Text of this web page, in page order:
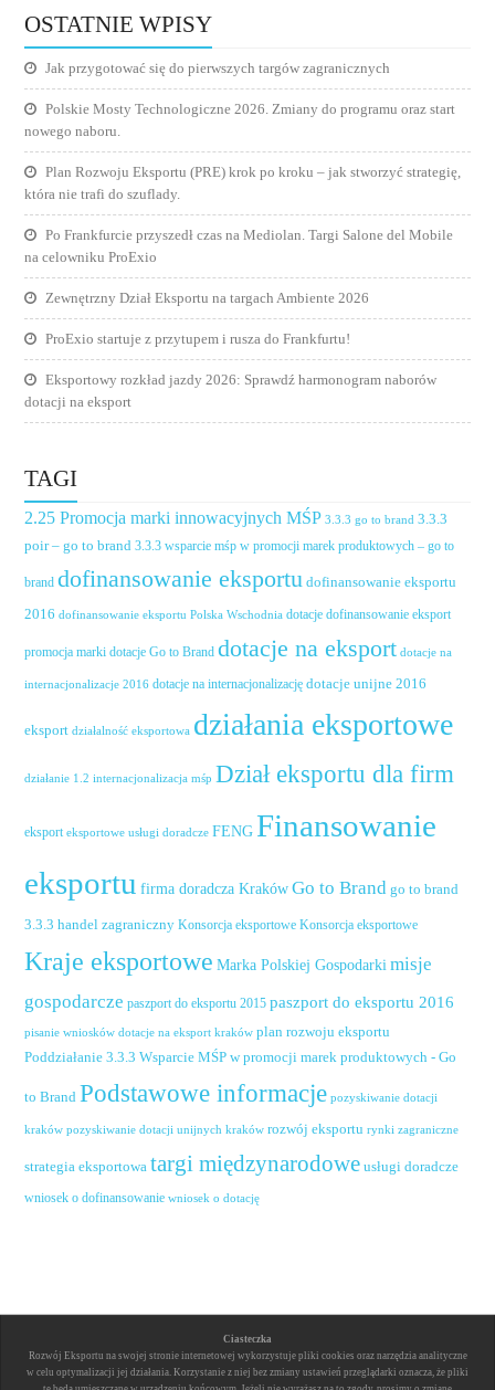
OSTATNIE WPISY
Jak przygotować się do pierwszych targów zagranicznych
Polskie Mosty Technologiczne 2026. Zmiany do programu oraz start
nowego naboru.
Plan Rozwoju Eksportu (PRE) krok po kroku – jak stworzyć strategię,
która nie trafi do szuflady.
Po Frankfurcie przyszedł czas na Mediolan. Targi Salone del Mobile
na celowniku ProExio
Zewnętrzny Dział Eksportu na targach Ambiente 2026
ProExio startuje z przytupem i rusza do Frankfurtu!
Eksportowy rozkład jazdy 2026: Sprawdź harmonogram naborów
dotacji na eksport
TAGI
2.25 Promocja marki innowacyjnych MŚP 3.3.3 go to brand 3.3.3
poir – go to brand 3.3.3 wsparcie mśp w promocji marek produktowych – go to
brand dofinansowanie eksportu dofinansowanie eksportu
2016 dofinansowanie eksportu Polska Wschodnia dotacje dofinansowanie eksport
promocja marki dotacje Go to Brand dotacje na eksport dotacje na
internacjonalizacje 2016 dotacje na internacjonalizację dotacje unijne 2016
eksport działalność eksportowa działania eksportowe
działanie 1.2 internacjonalizacja mśp Dział eksportu dla firm
eksport eksportowe usługi doradcze FENG Finansowanie
eksportu firma doradcza Kraków Go to Brand go to brand
3.3.3 handel zagraniczny Konsorcja eksportowe Konsorcja eksportowe
Kraje eksportowe Marka Polskiej Gospodarki misje
gospodarcze paszport do eksportu 2015 paszport do eksportu 2016
pisanie wniosków dotacje na eksport kraków plan rozwoju eksportu
Poddziałanie 3.3.3 Wsparcie MŚP w promocji marek produktowych - Go
to Brand Podstawowe informacje pozyskiwanie dotacji
kraków pozyskiwanie dotacji unijnych kraków rozwój eksportu rynki zagraniczne
strategia eksportowa targi międzynarodowe usługi doradcze
wniosek o dofinansowanie wniosek o dotację
Ciasteczka
Rozwój Eksportu na swojej stronie internetowej wykorzystuje pliki cookies oraz narzędzia analityczne
w celu optymalizacji jej działania. Korzystanie z niej bez zmiany ustawień przeglądarki oznacza, że pliki